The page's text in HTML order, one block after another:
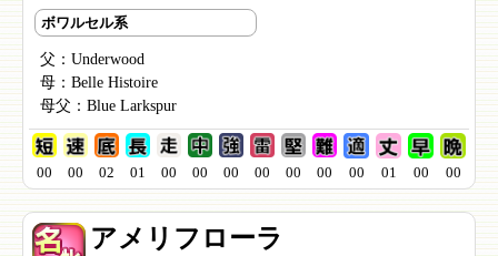
ボワルセル系
父： Underwood
母： Belle Histoire
母父： Blue Larkspur
00 00 02 01 00 00 00 00 00 00 00 01 00 00
アメリフローラ